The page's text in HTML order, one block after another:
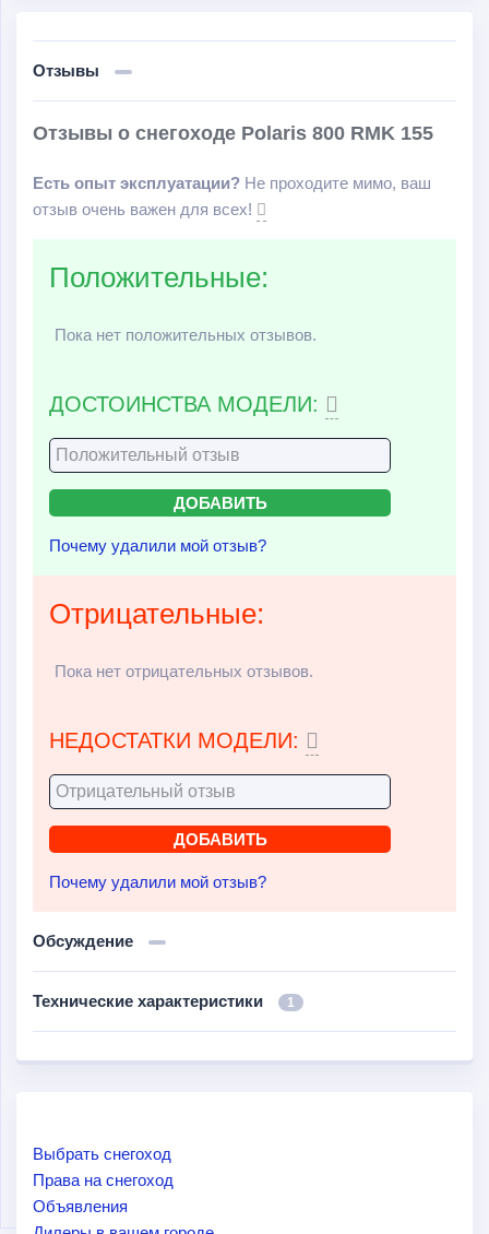
Отзывы
Отзывы о снегоходе Polaris 800 RMK 155
Есть опыт эксплуатации? Не проходите мимо, ваш
отзыв очень важен для всех!
Положительные:
Пока нет положительных отзывов.
ДОСТОИНСТВА МОДЕЛИ:
Почему удалили мой отзыв?
Отрицательные:
Пока нет отрицательных отзывов.
НЕДОСТАТКИ МОДЕЛИ:
Почему удалили мой отзыв?
Обсуждение
Технические характеристики 1
Выбрать снегоход
Права на снегоход
Объявления